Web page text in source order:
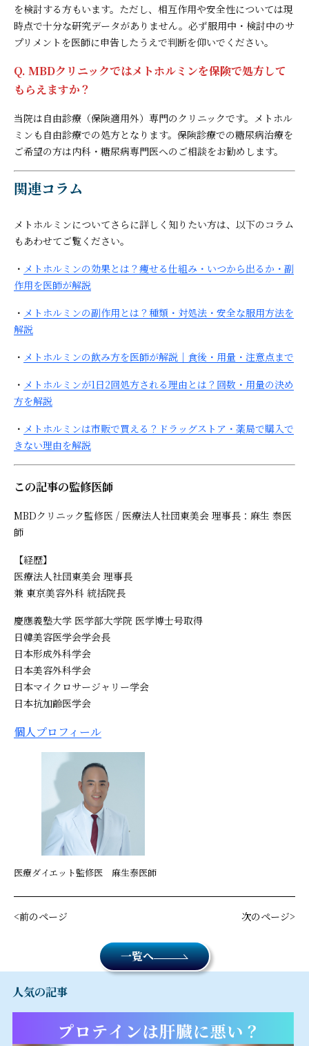
を検討する方もいます。ただし、相互作用や安全性については現
時点で十分な研究データがありません。必ず服用中・検討中のサ
プリメントを医師に申告したうえで判断を仰いでください。
Q. MBDクリニックではメトホルミンを保険で処方して
もらえますか？
当院は自由診療（保険適用外）専門のクリニックです。メトホル
ミンも自由診療での処方となります。保険診療での糖尿病治療を
ご希望の方は内科・糖尿病専門医へのご相談をお勧めします。
関連コラム
メトホルミンについてさらに詳しく知りたい方は、以下のコラム
もあわせてご覧ください。
・ メトホルミンの効果とは？痩せる仕組み・いつから出るか・副
作用を医師が解説
・ メトホルミンの副作用とは？種類・対処法・安全な服用方法を
解説
・ メトホルミンの飲み方を医師が解説｜食後・用量・注意点まで
・ メトホルミンが1日2回処方される理由とは？回数・用量の決め
方を解説
・ メトホルミンは市販で買える？ドラッグストア・薬局で購入で
きない理由を解説
この記事の監修医師
MBDクリニック監修医 / 医療法人社団東美会 理事長：麻生 泰医
師
【経歴】
医療法人社団東美会 理事長
兼 東京美容外科 統括院長
慶應義塾大学 医学部大学院 医学博士号取得
日韓美容医学会学会長
日本形成外科学会
日本美容外科学会
日本マイクロサージャリー学会
日本抗加齢医学会
個人プロフィール
医療ダイエット監修医 麻生泰医師
前のページ 次のページ
一覧へ
人気の記事